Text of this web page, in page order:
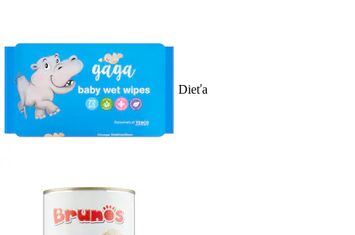
Dieťa